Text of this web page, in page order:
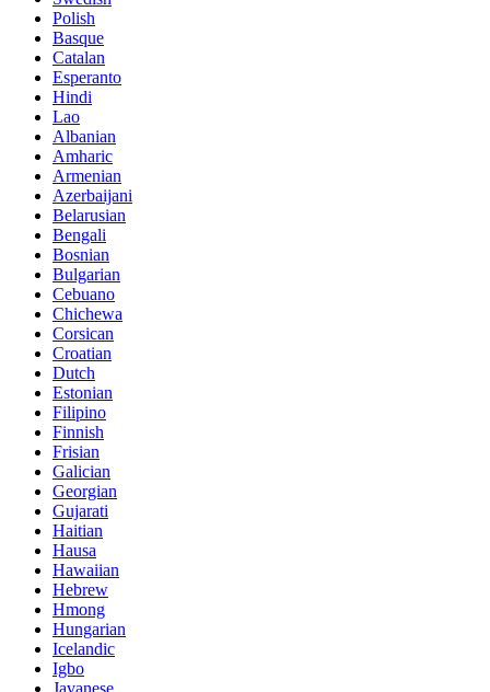
Polish
Basque
Catalan
Esperanto
Hindi
Lao
Albanian
Amharic
Armenian
Azerbaijani
Belarusian
Bengali
Bosnian
Bulgarian
Cebuano
Chichewa
Corsican
Croatian
Dutch
Estonian
Filipino
Finnish
Frisian
Galician
Georgian
Gujarati
Haitian
Hausa
Hawaiian
Hebrew
Hmong
Hungarian
Icelandic
Igbo
Javanese